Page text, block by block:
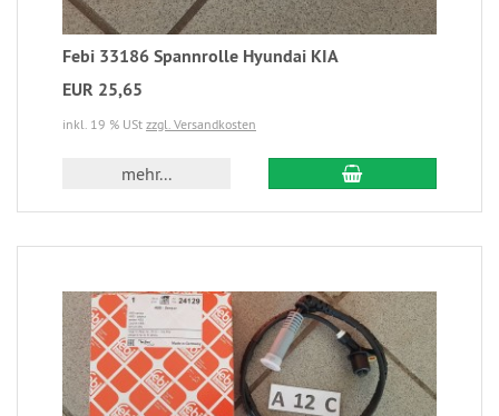
Febi 33186 Spannrolle Hyundai KIA
EUR 25,65
inkl. 19 % USt zzgl. Versandkosten
mehr...